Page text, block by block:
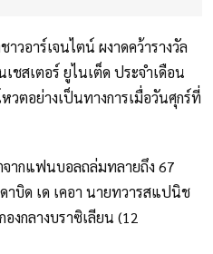
าวอาร์เจนไตน์ ผงาดคว้ารางวัล
ชสเตอร์ ยูไนเต็ด ประจำเดือน
วตอย่างเป็นทางการเมื่อวันศุกร์ที่
จากแฟนบอลถล่มทลายถึง 67
าบิด เด เคอา นายทวารสแปนิช
งกลางบราซิเลียน (12